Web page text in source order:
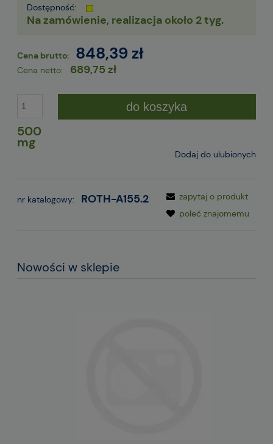
Dostępność:
Na zamówienie, realizacja około 2 tyg.
Cena brutto: 848,39 zł
Cena netto: 689,75 zł
500
mg
do koszyka
Dodaj do ulubionych
nr katalogowy: ROTH-A155.2
zapytaj o produkt
poleć znajomemu
Nowości w sklepie